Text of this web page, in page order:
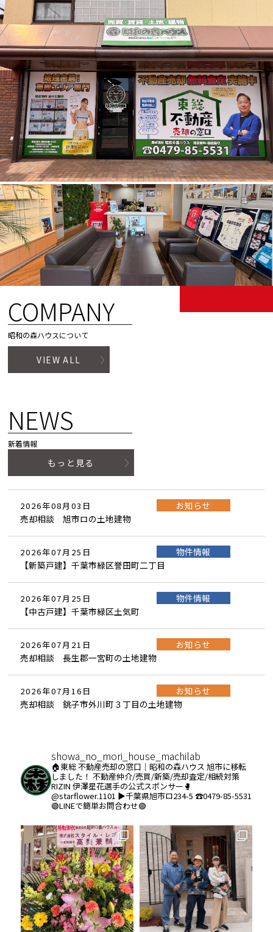
COMPANY
昭和の森ハウスについて
VIEW ALL
NEWS
新着情報
もっと見る
2026年08月03日
お知らせ
売却相談 旭市ロの土地建物
2026年07月25日
物件情報
【新築戸建】千葉市緑区誉田町二丁目
2026年07月25日
物件情報
【中古戸建】千葉市緑区土気町
2026年07月21日
お知らせ
売却相談 長生郡一宮町の土地建物
2026年07月16日
お知らせ
売却相談 銚子市外川町３丁目の土地建物
showa_no_mori_house_machilab
🏠東総 不動産売却の窓口｜昭和の森ハウス 旭市に移転
しました！ 不動産仲介/売買/新築/売却査定/相続対策
RIZIN 伊澤星花選手の公式スポンサー🥊
@starflower.1101 ▶︎千葉県旭市ロ234-5 ☎️0479-85-5531
🟢LINEで簡単お問合わせ🟢